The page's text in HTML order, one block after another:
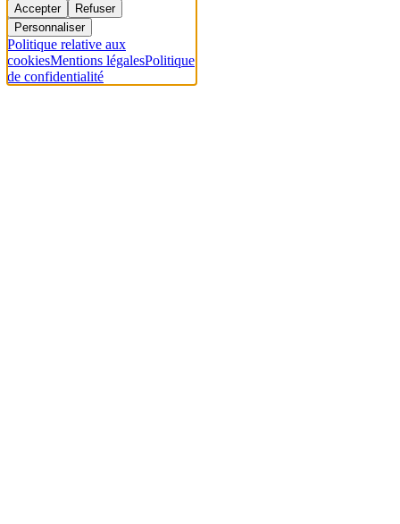
Accepter
Refuser
Personnaliser
Politique relative aux
cookiesMentions légalesPolitique
de confidentialité